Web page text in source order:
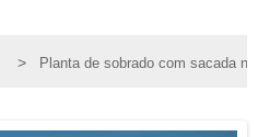
> Planta de sobrado com sacada